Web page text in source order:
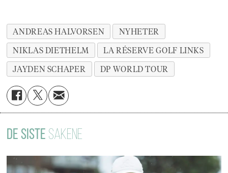
ANDREAS HALVORSEN
NYHETER
NIKLAS DIETHELM
LA RÉSERVE GOLF LINKS
JAYDEN SCHAPER
DP WORLD TOUR
DE SISTE SAKENE